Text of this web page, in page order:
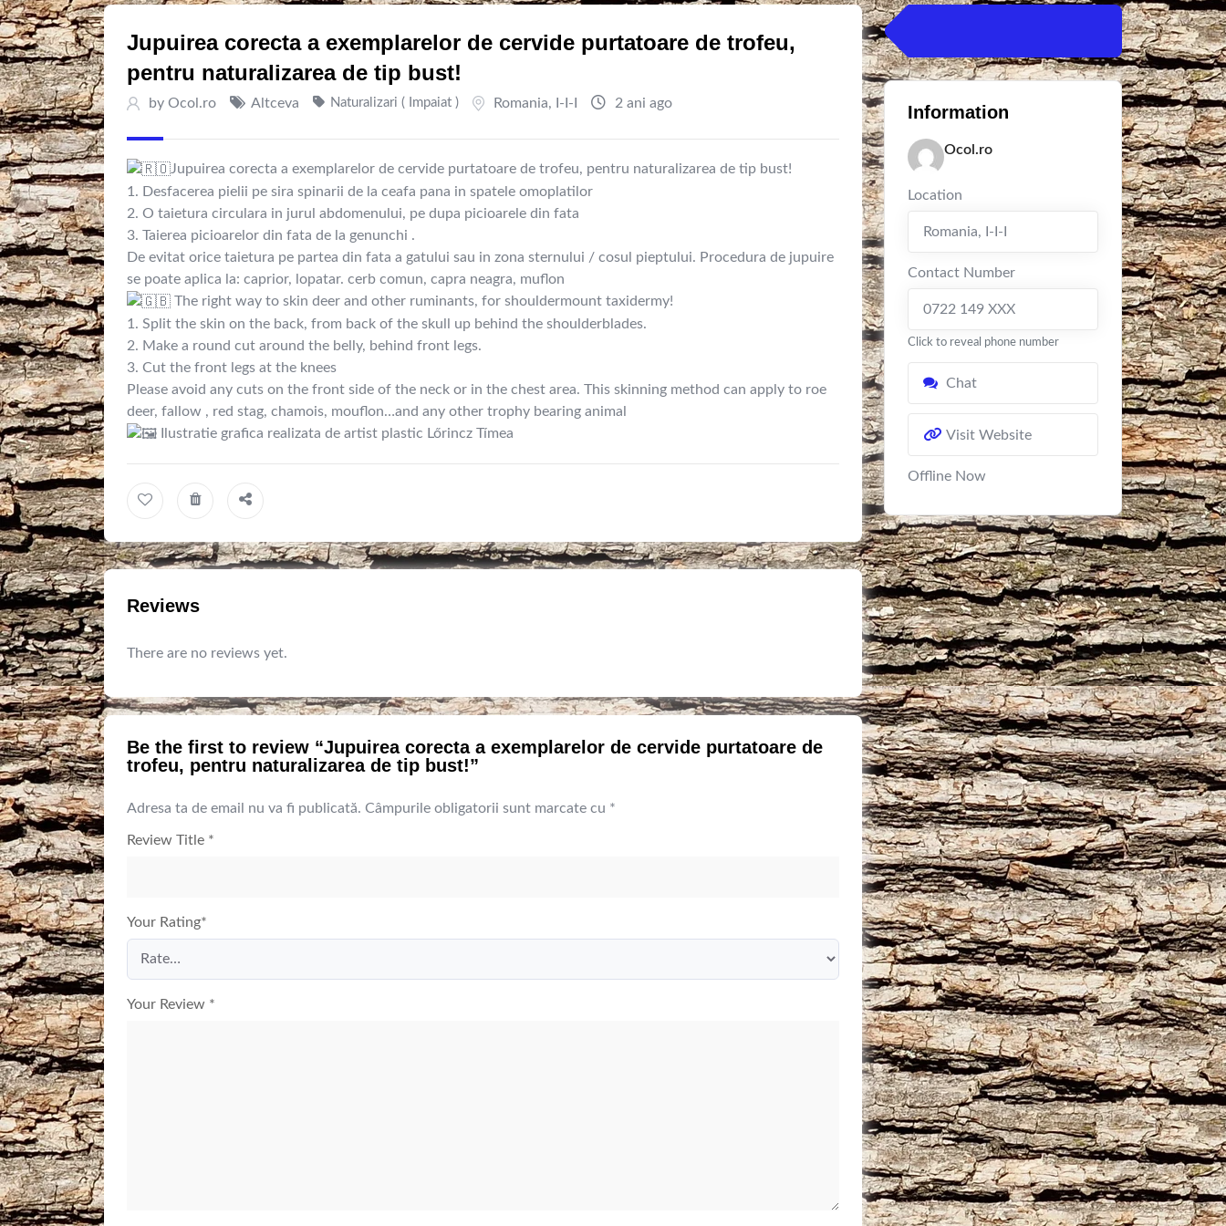
Jupuirea corecta a exemplarelor de cervide purtatoare de trofeu,
pentru naturalizarea de tip bust!
by Ocol.ro Altceva Naturalizari ( Impaiat ) Romania, I-I-I 2 ani ago
Jupuirea corecta a exemplarelor de cervide purtatoare de trofeu, pentru naturalizarea de tip bust!
1. Desfacerea pielii pe sira spinarii de la ceafa pana in spatele omoplatilor
2. O taietura circulara in jurul abdomenului, pe dupa picioarele din fata
3. Taierea picioarelor din fata de la genunchi .
De evitat orice taietura pe partea din fata a gatului sau in zona sternului / cosul pieptului. Procedura de jupuire
se poate aplica la: caprior, lopatar. cerb comun, capra neagra, muflon
The right way to skin deer and other ruminants, for shouldermount taxidermy!
1. Split the skin on the back, from back of the skull up behind the shoulderblades.
2. Make a round cut around the belly, behind front legs.
3. Cut the front legs at the knees
Please avoid any cuts on the front side of the neck or in the chest area. This skinning method can apply to roe
deer, fallow , red stag, chamois, mouflon…and any other trophy bearing animal
Ilustratie grafica realizata de artist plastic Lőrincz Tímea
Reviews
There are no reviews yet.
Be the first to review “Jupuirea corecta a exemplarelor de cervide purtatoare de
trofeu, pentru naturalizarea de tip bust!”
Adresa ta de email nu va fi publicată. Câmpurile obligatorii sunt marcate cu *
Review Title *
Your Rating*
Your Review *
Information
Ocol.ro
Location
Romania, I-I-I
Contact Number
0722 149 XXX
Click to reveal phone number
Chat
Visit Website
Offline Now